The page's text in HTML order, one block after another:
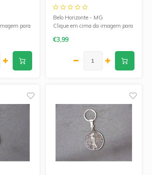
para
Belo Horizonte - MG
Clique em cima da imagem para
€3,99